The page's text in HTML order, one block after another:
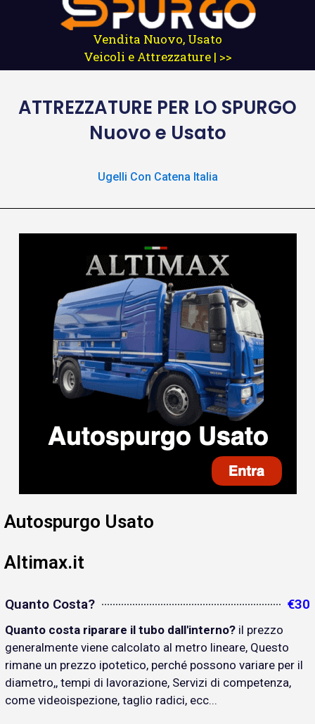
Vendita Nuovo, Usato
Veicoli e Attrezzature | >>
ATTREZZATURE PER LO SPURGO
Nuovo e Usato
Ugelli Con Catena Italia
Autospurgo Usato
Altimax.it
Quanto Costa? €30
Quanto costa riparare il tubo dall'interno? il prezzo
generalmente viene calcolato al metro lineare, Questo
rimane un prezzo ipotetico, perché possono variare per il
diametro,, tempi di lavorazione, Servizi di competenza,
come videoispezione, taglio radici, ecc...